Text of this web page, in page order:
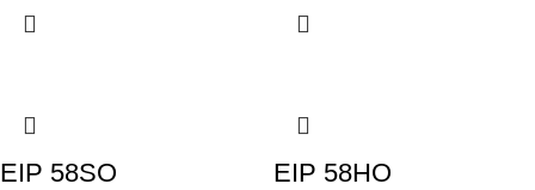
EIP 58SO
EIP 58HO